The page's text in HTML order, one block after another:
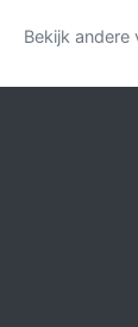
Bekijk andere